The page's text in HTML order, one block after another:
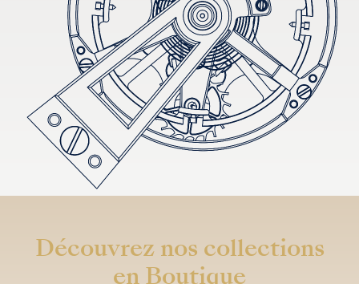
Découvrez nos collections
en Boutique